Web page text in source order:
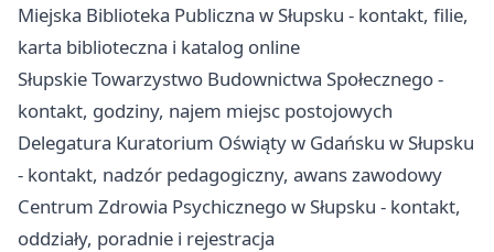
Miejska Biblioteka Publiczna w Słupsku - kontakt, filie,
karta biblioteczna i katalog online
Słupskie Towarzystwo Budownictwa Społecznego -
kontakt, godziny, najem miejsc postojowych
Delegatura Kuratorium Oświąty w Gdańsku w Słupsku
- kontakt, nadzór pedagogiczny, awans zawodowy
Centrum Zdrowia Psychicznego w Słupsku - kontakt,
oddziały, poradnie i rejestracja